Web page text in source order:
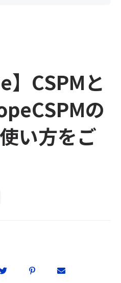
】CSPMと
の
い方をご